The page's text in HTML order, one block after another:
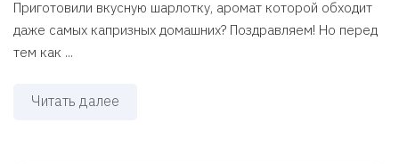
Приготовили вкусную шарлотку, аромат которой обходит
даже самых капризных домашних? Поздравляем! Но перед
тем как ...
Читать далее